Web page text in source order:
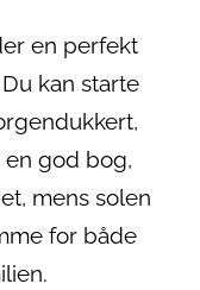
en perfekt
kan starte
god bog,
mens solen
for både